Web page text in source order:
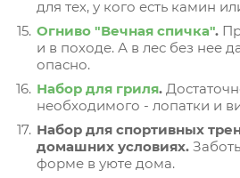
для тех, у кого есть камин
Огниво "Вечная спичка".
и в походе. А в лес без нее
опасно.
Набор для гриля.
необходимого - лопатки и
Набор для спортивных
домашних условиях.
форме в уюте дома.